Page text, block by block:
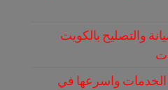
والتصليح بالكويت
واسرعها في